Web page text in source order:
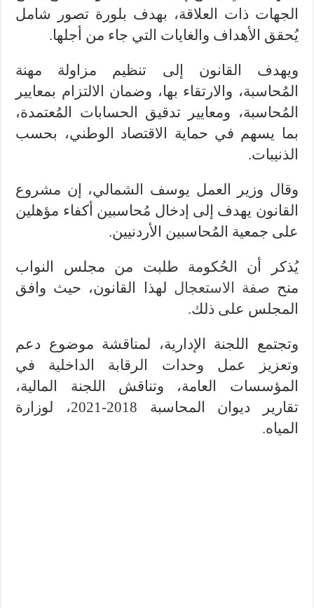
الجهات ذات العلاقة، بهدف بلورة تصور شامل
يُحقق الأهداف والغايات التي جاء من أجلها.
ويهدف القانون إلى تنظيم مزاولة مهنة
المُحاسبة، والارتقاء بها، وضمان الالتزام بمعايير
المُحاسبة، ومعايير تدقيق الحسابات المُعتمدة،
بما يسهم في حماية الاقتصاد الوطني، بحسب
الذنيبات.
وقال وزير العمل يوسف الشمالي، إن مشروع
القانون يهدف إلى إدخال مُحاسبين أكفاء مؤهلين
على جمعية المُحاسبين الأردنيين.
يُذكر أن الحُكومة طلبت من مجلس النواب
منح صفة الاستعجال لهذا القانون، حيث وافق
المجلس على ذلك.
وتجتمع اللجنة الإدارية، لمناقشة موضوع دعم
وتعزيز عمل وحدات الرقابة الداخلية في
المؤسسات العامة، وتناقش اللجنة المالية،
تقارير ديوان المحاسبة 2018-2021، لوزارة
المياه.